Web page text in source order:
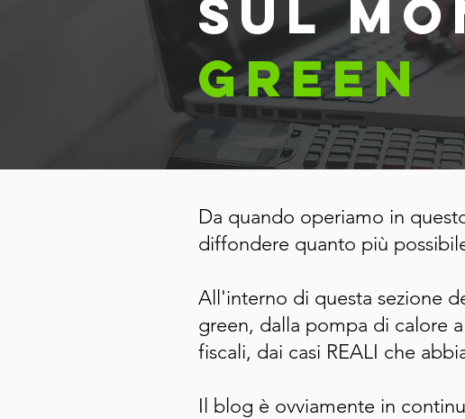
sul
green
Da quando operiamo in
diffondere quanto più
All'interno di questa sezione
green, dalla pompa di calore
fiscali, dai casi REALI che
Il blog è ovviamente in